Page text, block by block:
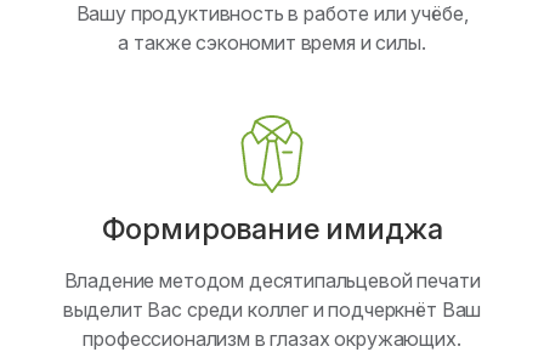
Вашу продуктивность в работе или учёбе,
а также сэкономит время и силы.
Формирование имиджа
Владение методом десятипальцевой печати
выделит Вас среди коллег и подчеркнёт Ваш
профессионализм в глазах окружающих.